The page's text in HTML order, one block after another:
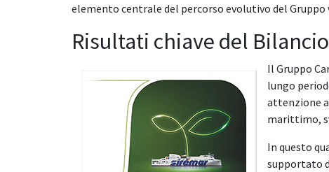
elemento centrale del percorso evolutivo del
Risultati chiave del
Il Gruppo
lungo
attenzione
marittimo,
In questo
supportato